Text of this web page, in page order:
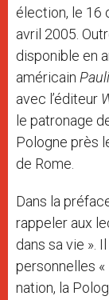
élection, le 16
avril 2005.
disponible en
américain
avec l’éditeur
le patronage
Pologne près
de Rome.
Dans la
rappeler aux
dans sa vie ».
personnelles
nation, la